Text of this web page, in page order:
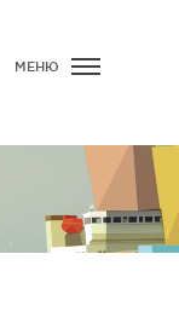
МЕНЮ